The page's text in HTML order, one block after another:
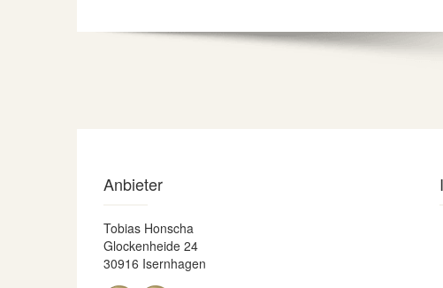
Anbieter
Tobias Honscha
Glockenheide 24
30916 Isernhagen